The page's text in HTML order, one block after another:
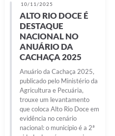
10/11/2025
ALTO RIO DOCE É
DESTAQUE
NACIONAL NO
ANUÁRIO DA
CACHAÇA 2025
Anuário da Cachaça 2025,
publicado pelo Ministério da
Agricultura e Pecuária,
trouxe um levantamento
que coloca Alto Rio Doce em
evidência no cenário
nacional: o município é a 2ª